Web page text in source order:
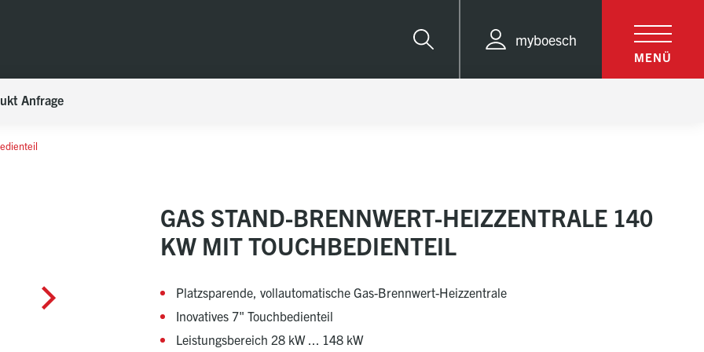
Suche
myboesch
MENÜ
Anfrage
GAS STAND-BRENNWERT-HEIZZENTRALE 140
KW MIT TOUCHBEDIENTEIL
Platzsparende, vollautomatische Gas-Brennwert-Heizzentrale
Inovatives 7" Touchbedienteil
Leistungsbereich 28 kW ... 148 kW